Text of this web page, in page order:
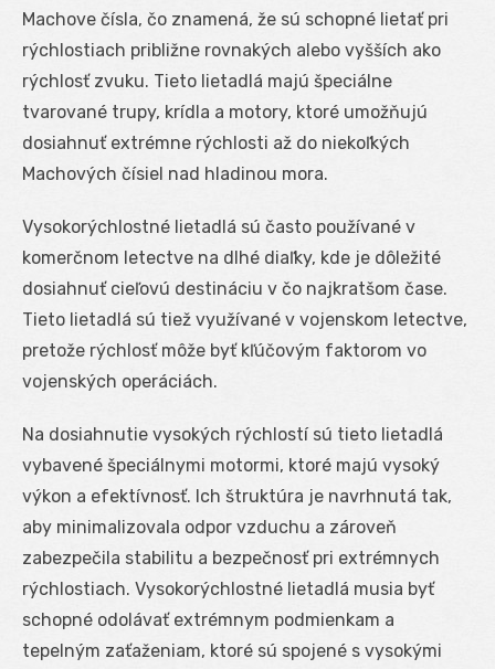
Machove čísla, čo znamená, že sú schopné lietať pri
rýchlostiach približne rovnakých alebo vyšších ako
rýchlosť zvuku. Tieto lietadlá majú špeciálne
tvarované trupy, krídla a motory, ktoré umožňujú
dosiahnuť extrémne rýchlosti až do niekoľkých
Machových čísiel nad hladinou mora.
Vysokorýchlostné lietadlá sú často používané v
komerčnom letectve na dlhé diaľky, kde je dôležité
dosiahnuť cieľovú destináciu v čo najkratšom čase.
Tieto lietadlá sú tiež využívané v vojenskom letectve,
pretože rýchlosť môže byť kľúčovým faktorom vo
vojenských operáciách.
Na dosiahnutie vysokých rýchlostí sú tieto lietadlá
vybavené špeciálnymi motormi, ktoré majú vysoký
výkon a efektívnosť. Ich štruktúra je navrhnutá tak,
aby minimalizovala odpor vzduchu a zároveň
zabezpečila stabilitu a bezpečnosť pri extrémnych
rýchlostiach. Vysokorýchlostné lietadlá musia byť
schopné odolávať extrémnym podmienkam a
tepelným zaťaženiam, ktoré sú spojené s vysokými